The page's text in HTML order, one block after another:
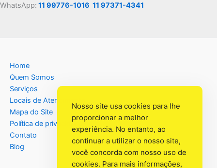
WhatsApp: 11 99776-1016 11 97371-4341
Home
Quem Somos
Serviços
Locais de Atendimento
Mapa do Site
Política de privacidade
Contato
Blog
Nosso site usa cookies para lhe
proporcionar a melhor
experiência. No entanto, ao
continuar a utilizar o nosso site,
você concorda com nosso uso de
cookies. Para mais informações,